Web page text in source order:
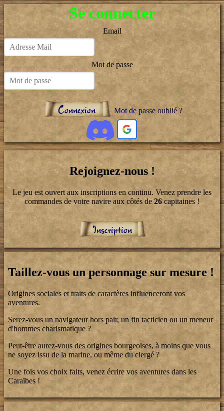
Se connecter
Email
Mot de passe
Connexion Mot de passe oublié ?
Rejoignez-nous !
Le jeu est ouvert aux inscriptions en continu. Venez prendre les
commandes de votre navire aux côtés de 26 capitaines !
Inscription
Taillez-vous un personnage sur mesure !
Origines sociales et traits de caractères influenceront vos
aventures.
Serez-vous un navigateur hors pair, un fin tacticien ou un meneur
d'hommes charismatique ?
Peut-être aurez-vous des origines bourgeoises, à moins que vous
ne soyez issu de la marine, ou même du clergé ?
Une fois vos choix faits, venez écrire vos aventures dans les
Caraïbes !